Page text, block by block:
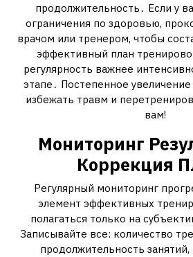
продолжительность․ Если у
ограничения по здоровью,
врачом или тренером, чтобы
эффективный план
регулярность важнее
этапе․ Постепенное
избежать травм и
вам!
Мониторинг
Коррекция
Регулярный мониторинг
элемент эффективных
полагаться только на
Записывайте все: количество
продолжительность